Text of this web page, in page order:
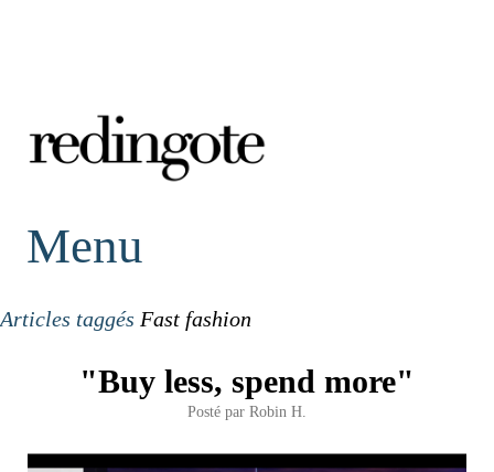
redingote.
Menu
Articles taggés Fast fashion
"Buy less, spend more"
Posté par Robin H.